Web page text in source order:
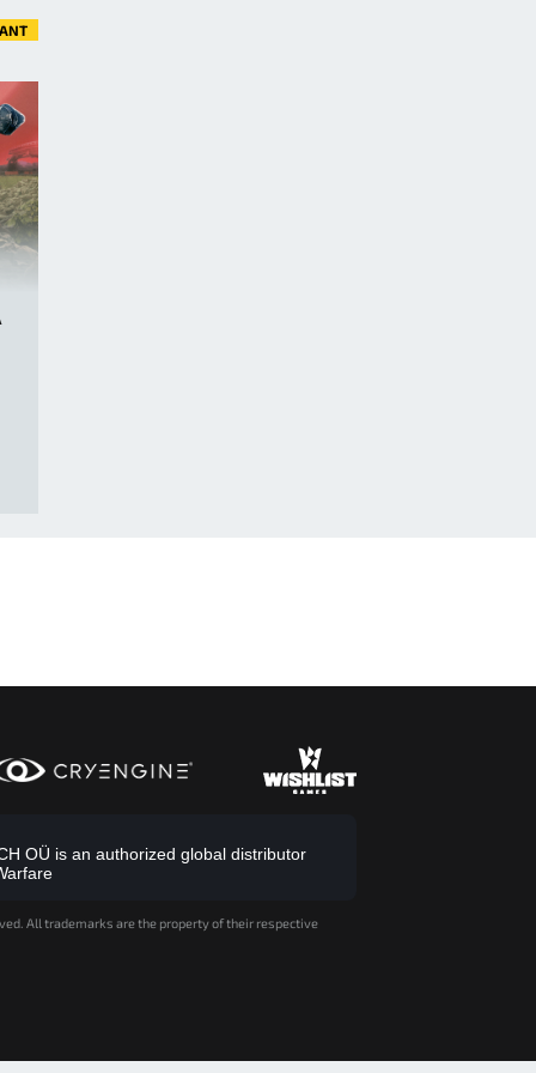
OÜ is an authorized global distributor
All trademarks are the property of their respective